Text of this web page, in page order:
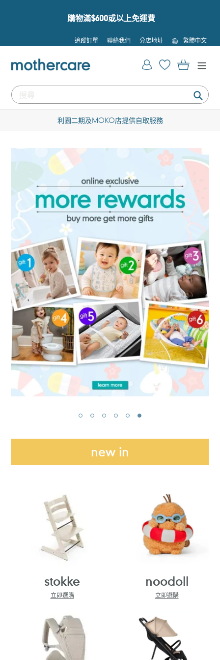
購物滿$600或以上免運費
追蹤訂單 聯絡我們 分店地址
語
言
繁體中文
提
登入 購物車
24/7 全天候購物
new in
stokke
立即選購
noodoll
立即選購